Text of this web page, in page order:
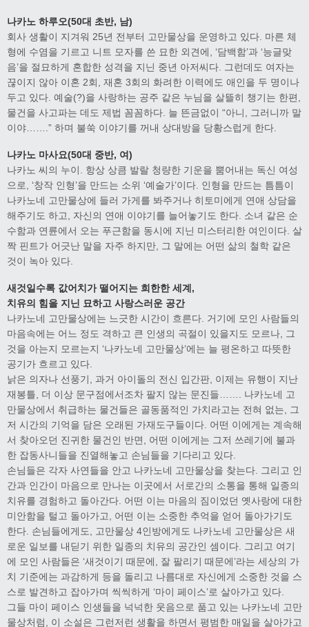
나카노 하루오(50대 초반, 남)
회사 생활이 지겨워 25년 전부터 고만물상을 운영하고 있다. 마른 체
형에 수염을 기르고 니트 모자를 쓴 묘한 외견에, ‘담백함’과 ‘능글맞
음’을 절묘하게 혼합한 성격을 지닌 중년 아저씨다. 그런데도 여자는
끊이지 않아 이혼 2회, 재혼 3회의 화려한 이력에도 애인을 두 명이나
두고 있다. 예술(?)을 사랑하는 공주 같은 누님을 살뜰히 챙기는 한편,
물건을 사고파는 데도 제법 꼼꼼하다. 늘 뜬금없이 “아니, 그러니까 말
이야…….” 하며 불쑥 이야기를 꺼내 상대방을 당황스럽게 한다.
나카노 마사요(50대 중반, 여)
나카노 씨의 누이. 항상 상큼 발랄 청량한 기운을 뿜어내는 독신 여성
으로, ‘창작 인형’을 만드는 소위 ‘예술가’이다. 인형을 만드는 틈틈이
나카노네 고만물상에 들러 가게를 봐주거나 히토미에게 연애 상담을
해주기도 하고, 자신의 연애 이야기를 늘어놓기도 한다. 소녀 같은 순
수함과 연륜에서 오는 푸근함을 동시에 지닌 미스터리한 여인이다. 살
짝 핀트가 어긋난 말을 자주 하지만, 그 말에는 어떤 삶의 철학 같은
것이 녹아 있다.
새것일수록 값어치가 떨어지는 희한한 세계,
치유의 힘을 지닌 묘하고 사랑스러운 공간
나카노네 고만물상에는 느긋한 시간이 흐른다. 거기에 모인 사람들의
마음속에는 어느 정도 격하고 큰 인생의 곡절이 있을지도 모르나, 그
것을 아는지 모르는지 ‘나카노네 고만물상’에는 늘 평온하고 따뜻한
공기가 흐르고 있다.
낡은 의자나 선풍기, 과거 아이돌의 전신 입간판, 이제는 유행이 지난
재봉틀, 더 이상 문구점에서조차 팔지 않는 문진들……. 나카노네 고
만물상에서 취급하는 물건들은 골동품적인 가치라고는 전혀 없는, 그
저 시간의 기억을 담은 오래된 가재도구들이다. 어떤 이에게는 계속해
서 찾아오던 진귀한 물건인 반면, 어떤 이에게는 그저 쓰레기에 불과
한 잡동사니들을 진열해놓고 손님들을 기다리고 있다.
손님들은 각자 사연들을 안고 나카노네 고만물상을 찾는다. 그리고 인
간과 인간이 마음으로 만나는 이곳에서 서로간의 소통을 통해 일종의
치유를 경험하고 돌아간다. 어떤 이는 마음의 짐이었던 옛사랑에 대한
미안함을 털고 돌아가고, 어떤 이는 소중한 추억을 얻어 돌아가기도
한다. 손님들에게도, 고만물상 4인방에게도 나카노네 고만물상은 새
로운 일보를 내딛기 위한 일종의 치유의 공간인 셈이다. 그리고 여기
에 모인 사람들은 ‘새것이기 때문에, 잘 팔리기 때문에’라는 세상의 가
치 기준에는 과감하게 등을 돌리고 나름대로 자신에게 소중한 것을 스
스로 발견하고 잡아가며 씩씩하게 ‘마이 페이스’로 살아가고 있다.
그들 마이 페이스 인생들을 넉넉한 웃음으로 품고 있는 나카노네 고만
물상처럼, 이 소설은 그런저런 생활을 하면서 평범한 매일을 살아가고